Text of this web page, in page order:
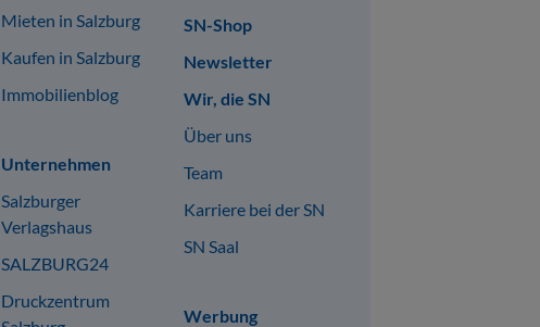
Mieten in Salzburg
Kaufen in Salzburg
Immobilienblog
Unternehmen
Salzburger
Verlagshaus
SALZBURG24
Druckzentrum
SN-Shop
Newsletter
Wir, die SN
Über uns
Team
Karriere bei der SN
SN Saal
Werbung